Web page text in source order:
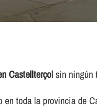
Castellterçolsin ningún
toda la provincia de